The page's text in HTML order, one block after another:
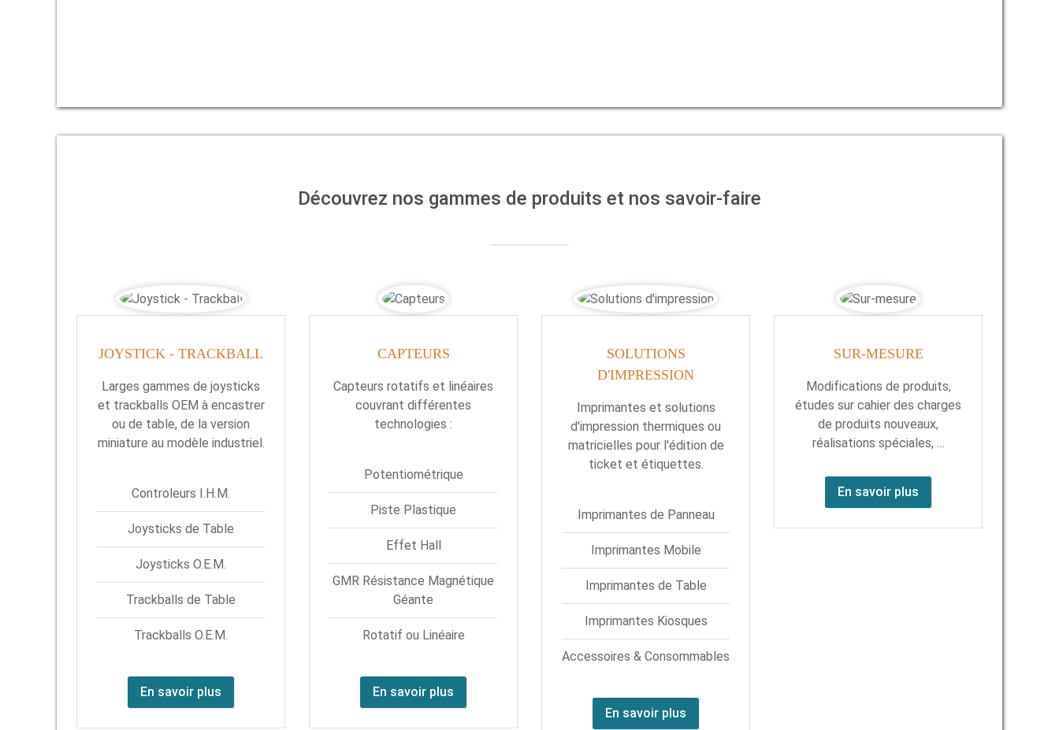
Mobiles, de Table, Encastrables ou KiosquesDécouvrez nos gammes de produits et nos savoir-faire
JOYSTICK - TRACKBALL
Larges gammes de joysticks
et trackballs OEM à encastrer
ou de table, de la version
miniature au modèle industriel.
Controleurs I.H.M.
Joysticks de Table
Joysticks O.E.M.
Trackballs de Table
Trackballs O.E.M.
En savoir plus
CAPTEURS
Capteurs rotatifs et linéaires
couvrant différentes
technologies :
Potentiométrique
Piste Plastique
Effet Hall
GMR Résistance Magnétique
Géante
Rotatif ou Linéaire
En savoir plus
SOLUTIONS
D'IMPRESSION
Imprimantes et solutions
d'impression thermiques ou
matricielles pour l'édition de
ticket et étiquettes.
Imprimantes de Panneau
Imprimantes Mobile
Imprimantes de Table
Imprimantes Kiosques
Accessoires & Consommables
En savoir plus
SUR-MESURE
Modifications de produits,
études sur cahier des charges
de produits nouveaux,
réalisations spéciales, …
En savoir plus